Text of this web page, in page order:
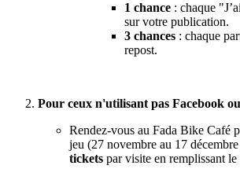
1 chance : chaque
sur votre publication.
3 chances : chaque
repost.
Pour ceux n'utilisant pas Facebook
Rendez-vous au Fada Bike Café
jeu (27 novembre au 17
tickets par visite en remplissant